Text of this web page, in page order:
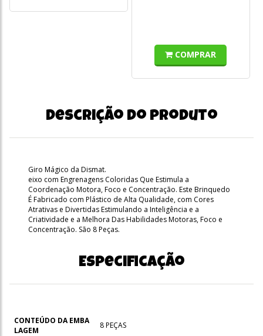
COMPRAR
Descrição do produto
Giro Mágico da Dismat.
eixo com Engrenagens Coloridas Que Estimula a
Coordenação Motora, Foco e Concentração. Este Brinquedo
É Fabricado com Plástico de Alta Qualidade, com Cores
Atrativas e Divertidas Estimulando a Inteligência e a
Criatividade e a Melhora Das Habilidades Motoras, Foco e
Concentração. São 8 Peças.
Especificação
CONTEÚDO DA EMBA
LAGEM
8 PEÇAS